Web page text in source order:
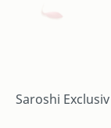
Saroshi Exclusiv